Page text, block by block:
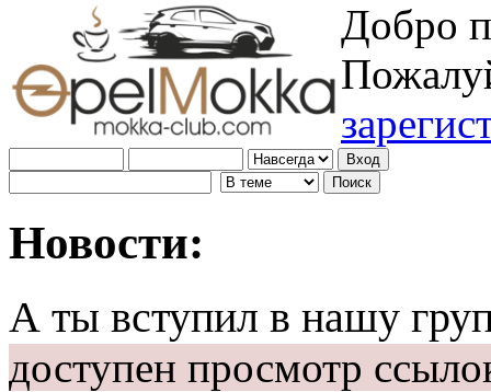
Добро
Новости:
А ты вступил в нашу
доступен просмотр